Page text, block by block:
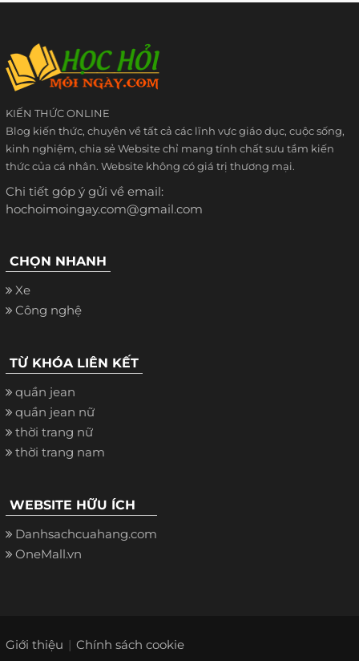
KIẾN THỨC ONLINE
Blog kiến thức, chuyên về tất cả các lĩnh vực giáo dục, cuộc sống,
kinh nghiệm, chia sẻ Website chỉ mang tính chất sưu tầm kiến
thức của cá nhân. Website không có giá trị thương mại.
Chi tiết góp ý gửi về email:
hochoimoingay.com@gmail.com
CHỌN NHANH
Xe
Công nghệ
TỪ KHÓA LIÊN KẾT
quần jean
quần jean nữ
thời trang nữ
thời trang nam
WEBSITE HỮU ÍCH
Danhsachcuahang.com
OneMall.vn
Giới thiệu Chính sách cookie